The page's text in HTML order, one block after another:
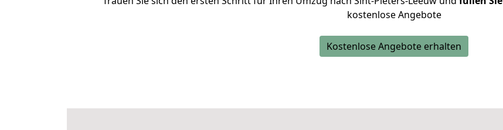
kostenlose Angebote
Kostenlose Angebote erhalten